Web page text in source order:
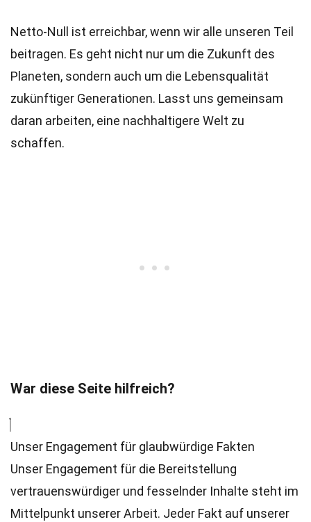
Netto-Null ist erreichbar, wenn wir alle unseren Teil
beitragen. Es geht nicht nur um die Zukunft des
Planeten, sondern auch um die Lebensqualität
zukünftiger Generationen. Lasst uns gemeinsam
daran arbeiten, eine nachhaltigere Welt zu
schaffen.
War diese Seite hilfreich?
Unser Engagement für glaubwürdige Fakten
Unser Engagement für die Bereitstellung
vertrauenswürdiger und fesselnder Inhalte steht im
Mittelpunkt unserer Arbeit. Jeder Fakt auf unserer